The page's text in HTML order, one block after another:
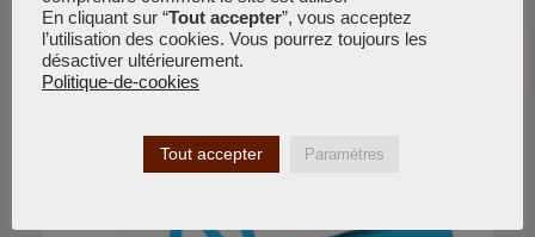
quelques
Lire la suite »
En cliquant sur “Tout accepter”, vous acceptez
l’utilisation des cookies. Vous pourrez toujours les
désactiver ultérieurement.
Politique-de-cookies
Tout accepter Paramètres